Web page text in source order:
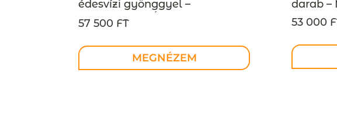
édesvízi gyönggyel –
MEGRENDELÉSRE
57 500 FT
MEGNÉZEM
darab –
53 000